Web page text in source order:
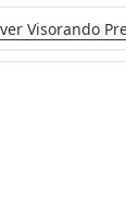
Visorando